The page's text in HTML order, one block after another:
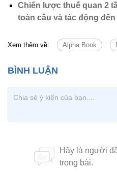
Chiến lược thuế quan 2
toàn cầu và tác động
Xem thêm về: Alpha Book